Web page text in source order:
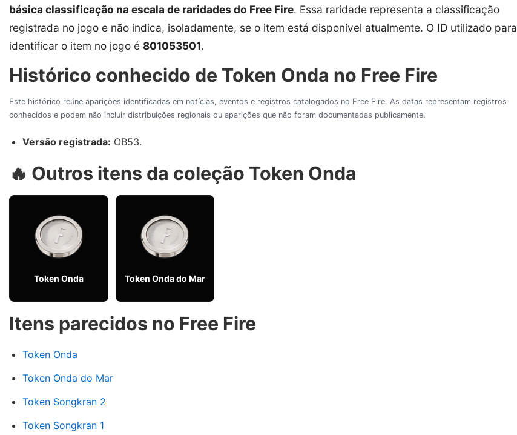
básica classificação na escala de raridades do Free Fire. Essa raridade representa a classificação
registrada no jogo e não indica, isoladamente, se o item está disponível atualmente. O ID utilizado para
identificar o item no jogo é 801053501.
Histórico conhecido de Token Onda no Free Fire
Este histórico reúne aparições identificadas em notícias, eventos e registros catalogados no Free Fire. As datas representam registros
conhecidos e podem não incluir distribuições regionais ou aparições que não foram documentadas publicamente.
Versão registrada: OB53.
🔥 Outros itens da coleção Token Onda
Token Onda Token Onda do Mar
Itens parecidos no Free Fire
Token Onda
Token Onda do Mar
Token Songkran 2
Token Songkran 1